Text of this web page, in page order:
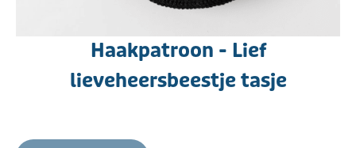
Haakpatroon - Lief
lieveheersbeestje tasje